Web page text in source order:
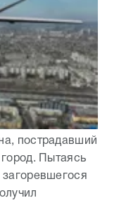
пострадавший
Пытаясь